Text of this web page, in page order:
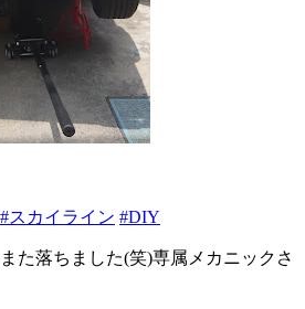
#スカイライン #DIY
た落ちました(笑)専属メカニックさ